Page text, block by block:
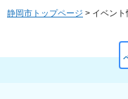
静岡市トップページ > イベント